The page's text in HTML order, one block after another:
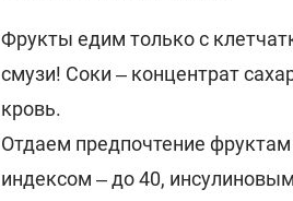
Фрукты едим только с
смузи! Соки ‒ концентрат
кровь.
Отдаем предпочтение
индексом ‒ до 40,